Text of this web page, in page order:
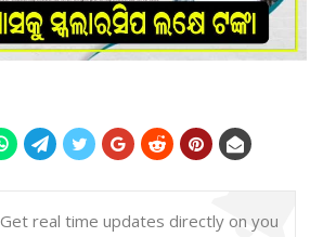
Get real time updates directly on you